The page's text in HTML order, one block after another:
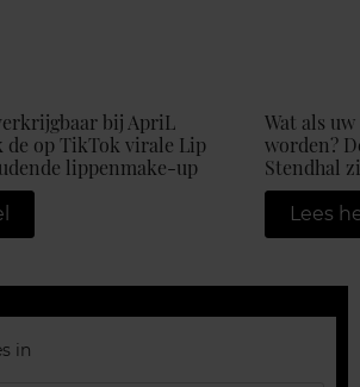
bij ApriL
de op TikTok virale Lip
lippenmake-up
Wat als
worden?
Stendhal
Lees
the Beauty tribe
in